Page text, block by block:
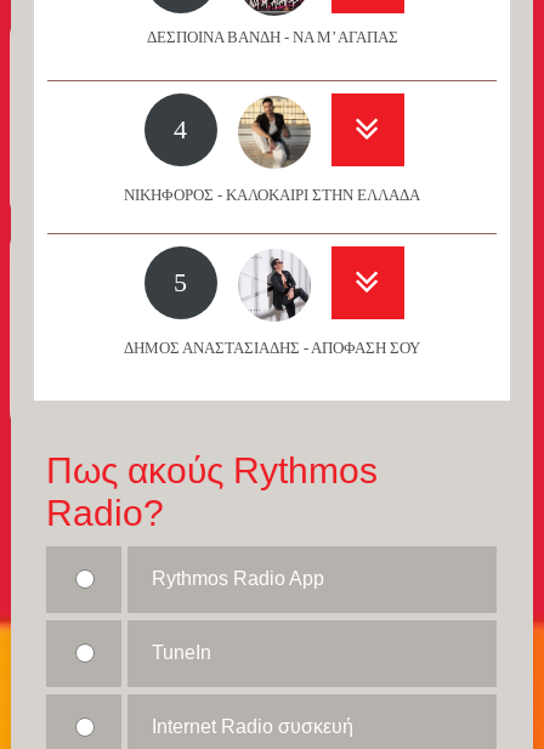
ΔΕΣΠΟΙΝΑ ΒΑΝΔΗ - ΝΑ Μ’ ΑΓΑΠΑΣ
4
ΝΙΚΗΦΟΡΟΣ - ΚΑΛΟΚΑΙΡΙ ΣΤΗΝ ΕΛΛΑΔΑ
5
ΔΗΜΟΣ ΑΝΑΣΤΑΣΙΑΔΗΣ - ΑΠΟΦΑΣΗ ΣΟΥ
Πως ακούς Rythmos
Radio?
Rythmos Radio App
TuneIn
Internet Radio συσκευή